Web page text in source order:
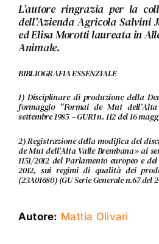
L’autore ringrazia per la
dell’Azienda Agricola Salvini
ed Elisa Morotti laureata in
Animale.
BIBLIOGRAFIA ESSENZIALE
1) Disciplinare di produzione della
formaggio “Formai de Mut
settembre 1985 – GURI n. 112 del 16
2) Registrazione della modifica del
de Mut dell’Alta Valle Brembana» ai
1151/2012 del Parlamento europeo e
2012, sui regimi di qualità dei
(23A01680) (GU Serie Generale n.67 del
Autore: Mattia Olivari